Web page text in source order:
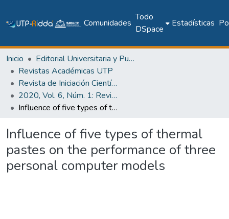
Comunidades
Todo
DSpace
Estadísticas
Inicio
Editorial Universitaria y Publicaciones Seriadas
Revistas Académicas UTP
Revista de Iniciación Científica
2020, Vol. 6, Núm. 1: Revista de Iniciación Científica
Influence of five types of thermal pastes on the performance of three personal computer models
Influence of five types of thermal
pastes on the performance of three
personal computer models